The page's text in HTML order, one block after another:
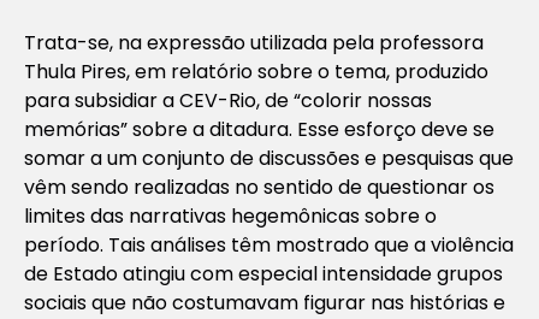
Trata-se, na expressão utilizada pela professora
Thula Pires, em relatório sobre o tema, produzido
para subsidiar a CEV-Rio, de “colorir nossas
memórias” sobre a ditadura. Esse esforço deve se
somar a um conjunto de discussões e pesquisas que
vêm sendo realizadas no sentido de questionar os
limites das narrativas hegemônicas sobre o
período. Tais análises têm mostrado que a violência
de Estado atingiu com especial intensidade grupos
sociais que não costumavam figurar nas histórias e